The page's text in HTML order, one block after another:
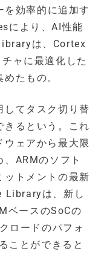
を効率的に追加す
により、AI性能
は、Cortex
ャに最適化した
たもの。
してタスク切り替
きるという。これ
ウェアから最大限
ARMのソフト
ットメントの最新
Libraryは、新し
ベースのSoCの
ロードのパフォ
ことができると